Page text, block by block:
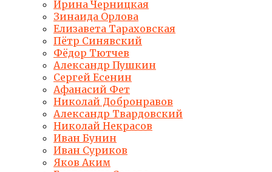
Ирина Черницкая
Зинаида Орлова
Елизавета Тараховская
Пётр Синявский
Фёдор Тютчев
Александр Пушкин
Сергей Есенин
Афанасий Фет
Николай Добронравов
Александр Твардовский
Николай Некрасов
Иван Бунин
Иван Суриков
Яков Аким